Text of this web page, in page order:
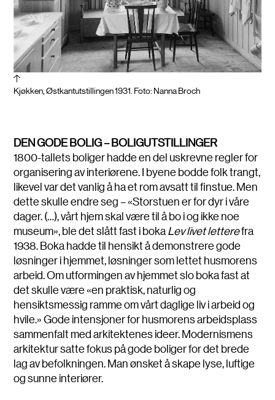
Kjøkken, Østkantutstillingen 1931. Foto: Nanna Broch
DEN GODE BOLIG – BOLIGUTSTILLINGER
1800-tallets boliger hadde en del uskrevne regler for
organisering av interiørene. I byene bodde folk trangt,
likevel var det vanlig å ha et rom avsatt til finstue. Men
dette skulle endre seg – «Storstuen er for dyr i våre
dager. (…), vårt hjem skal være til å bo i og ikke noe
museum», ble det slått fast i bokaLev livet letterefra
1938. Boka hadde til hensikt å demonstrere gode
løsninger i hjemmet, løsninger som lettet husmorens
arbeid. Om utformingen av hjemmet slo boka fast at
det skulle være «en praktisk, naturlig og
hensiktsmessig ramme om vårt daglige liv i arbeid og
hvile.» Gode intensjoner for husmorens arbeidsplass
sammenfalt med arkitektenes ideer. Modernismens
arkitektur satte fokus på gode boliger for det brede
lag av befolkningen. Man ønsket å skape lyse, luftige
og sunne interiører.